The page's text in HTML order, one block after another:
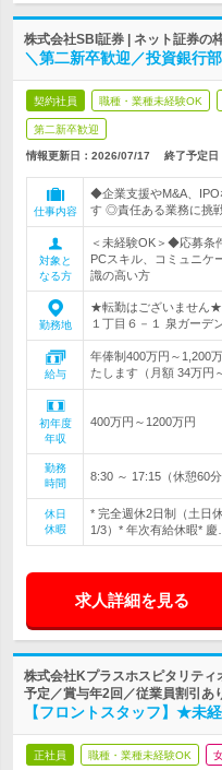
株式会社SBI証券 | ネット証券の
＼第二新卒歓迎／投資銀行部
契約社員 職種・業種未経験OK
第二新卒歓迎
情報更新日：2026/07/17 終了予定日
仕事内容
◆企業支援やM&A、IPO
す ◎責任ある業務に挑
対象と
なる方
＜未経験OK＞◆応募条
PCスキル、コミュニケ
識の高い方
勤務地
★転勤はございません★
１丁目６－１ 泉ガーデ
給与
年俸制400万円～1,200
たします（月額 34万円
初年度
年収
400万円～1200万円
勤務
時間
8:30 ～ 17:15（休憩60
休日
休暇
* 完全週休2日制（土日
1/3）* 年次有給休暇* 慶…
求人詳細を見る
株式会社Kプラスホスピタリテ
予定／賞与年2回／従業員割引あ
【フロントスタッフ】★未
正社員 職種・業種未経験OK